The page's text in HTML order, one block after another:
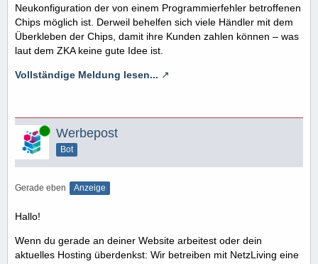
Neukonfiguration der von einem Programmierfehler betroffenen
Chips möglich ist. Derweil behelfen sich viele Händler mit dem
Überkleben der Chips, damit ihre Kunden zahlen können – was
laut dem ZKA keine gute Idee ist.
Vollständige Meldung lesen...
Online Werbepost
Bot
Gerade eben Anzeige
Hallo!
Wenn du gerade an deiner Website arbeitest oder dein
aktuelles Hosting überdenkst: Wir betreiben mit NetzLiving eine